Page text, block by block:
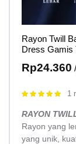
Rayon Twill
Dress Gamis
Rp24.360
1
RAYON
Rayon yang
yang unik,